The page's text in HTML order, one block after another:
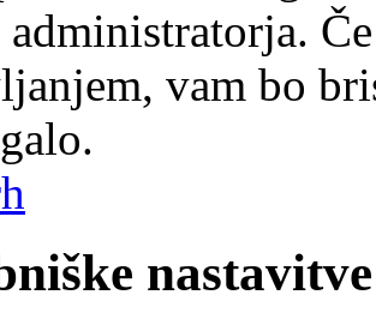
administratorja.
vam bo
nastavitve